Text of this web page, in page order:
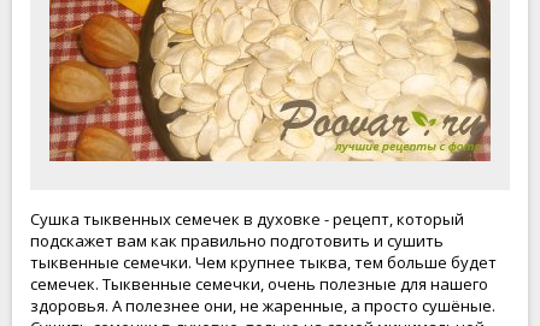
Сушка тыквенных семечек в духовке - рецепт, который
подскажет вам как правильно подготовить и сушить
тыквенные семечки. Чем крупнее тыква, тем больше будет
семечек. Тыквенные семечки, очень полезные для нашего
здоровья. А полезнее они, не жаренные, а просто сушёные.